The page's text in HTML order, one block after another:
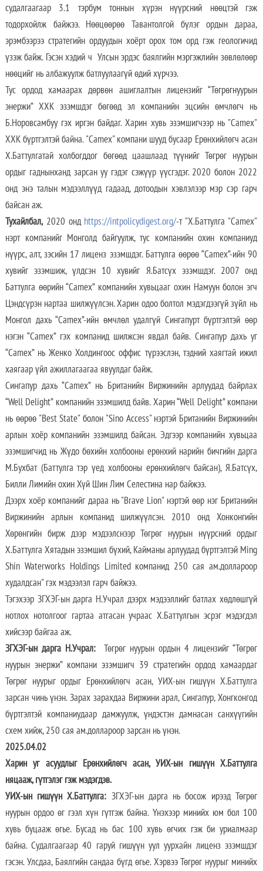
судалгаагаар 3.1 тэрбум тоннын хүрэн нүүрсний нөөцтэй гэж
тодорхойлж байжээ. Нөөцөөрөө Тавантолгой бүлэг ордын дараа,
эрэмбээрээ стратегийн ордуудын хоёрт орох том орд гэж геологичид
үзэж байж. Гэсэн хэдий ч Улсын эрдэс баялгийн мэргэжлийн зөвлөлөөр
нөөцийг нь албажуулж батлуулаагүй өдий хүрчээ.
Тус ордод хамаарах дөрвөн ашиглалтын лицензийг “Төгрөгнуурын
энержи” ХХК эзэмшдэг бөгөөд эл компанийн эцсийн өмчлөгч нь
Б.Норовсамбуу гэх иргэн байдаг. Харин хувь эзэмшигчээр нь "Camex"
ХХК бүртгэлтэй байна. "Camex" компани шууд бусаар Ерөнхийлөгч асан
Х.Баттулгатай холбогддог бөгөөд цаашлаад түүнийг Төгрөг нуурын
ордыг гаднынханд зарсан уу гэдэг сэжүүр үүсгэдэг. 2020 болон 2022
онд энэ талын мэдээллүүд гадаад, дотоодын хэвлэлээр мэр сэр гарч
байсан аж.
Тухайлбал,2020 онд https://intpolicydigest.org/-т "Х.Баттулга "Camex"
нэрт компанийг Монголд байгуулж, тус компанийн охин компаниуд
нүүрс, алт, зэсийн 17 лиценз эзэмшдэг. Баттулга өөрөө “Camex”-ийн 90
хувийг эзэмшиж, үлдсэн 10 хувийг Я.Батсүх эзэмшдэг. 2007 онд
Баттулга өөрийн “Camex” компанийн хувьцааг охин Намуун болон эгч
Цэндсүрэн нартаа шилжүүлсэн. Харин одоо болтол мэдэгдээгүй зүйл нь
Монгол дахь “Camex”-ийн өмчлөл удалгүй Сингапурт бүртгэлтэй өөр
нэгэн “Camex” гэх компанид шилжсэн явдал байв. Сингапур дахь уг
“Camex” нь Женко Холдингоос оффис түрээслэн, тэдний хаягтай ижил
хаягаар үйл ажиллагаагаа явуулдаг байж.
Сингапур дахь “Camex” нь Британийн Виржинийн арлуудад байрлах
“Well Delight” компанийн эзэмшилд байв. Харин “Well Delight” компани
нь өөрөө "Best State" болон "Sino Access" нэртэй Британийн Виржинийн
арлын хоёр компанийн эзэмшилд байсан. Эдгээр компанийн хувьцаа
эзэмшигчид нь Жүдо бөхийн холбооны ерөнхий нарийн бичгийн дарга
М.Бухбат (Баттулга тэр үед холбооны ерөнхийлөгч байсан), Я.Батсүх,
Билли Лимийн охин Хүй Шин Лим Селестина нар байжээ.
Дээрх хоёр компанийг дараа нь "Brave Lion" нэртэй өөр нэг Британийн
Виржинийн арлын компанид шилжүүлсэн. 2010 онд Хонконгийн
Хөрөнгийн бирж дээр мэдээлснээр Төгрөг нуурын нүүрсний ордыг
Х.Баттулга Хятадын эзэмшил бүхий, Кайманы арлуудад бүртгэлтэй Ming
Shin Waterworks Holdings Limited компанид 250 сая ам.доллароор
худалдсан" гэх мэдээлэл гарч байжээ.
Тэгэхээр ЗГХЭГ-ын дарга Н.Учрал дээрх мэдээллийг батлах хөдлөшгүй
нотлох нотолгоог гартаа атгасан учраас Х.Баттулгын эсрэг мэдэгдэл
хийсээр байгаа аж.
ЗГХЭГ-ын дарга Н.Учрал:
Төгрөг нуурын ордын 4 лицензийг “Төгрөг
нуурын энержи” компани эзэмшигч 39 стратегийн ордод хамаардаг
Төгрөг нуурыг ордыг Ерөнхийлөгч асан, УИХ-ын гишүүн Х.Баттулга
зарсан чинь үнэн. Зарах зарахдаа Виржини арал, Сингапур, Хонгконгод
бүртгэлтэй компаниудаар дамжуулж, үндэстэн дамнасан санхүүгийн
схем хийж, 250 сая ам.доллароор зарсан нь үнэн.
2025.04.02
Харин уг асуудлыг Ерөнхийлөгч асан, УИХ-ын гишүүн Х.Баттулга
няцааж, гүтгэлэг гэж мэдэгдэв.
УИХ-ын гишүүн Х.Баттулга: ЗГХЭГ-ын дарга нь босож ирээд Төгрөг
нуурын ордоо өг гээл хүн гүтгэж байна. Үнэхээр минийх юм бол 100
хувь буцааж өгье. Бусад нь бас 100 хувь өгчих гэж би уриалмаар
байна. Судалгаагаар 40 гаруй гишүүн уул уурхайн лиценз эзэмшдэг
гэсэн. Улсдаа, Баялгийн сандаа бүгд өгье. Хэрвээ Төгрөг нуурыг минийх